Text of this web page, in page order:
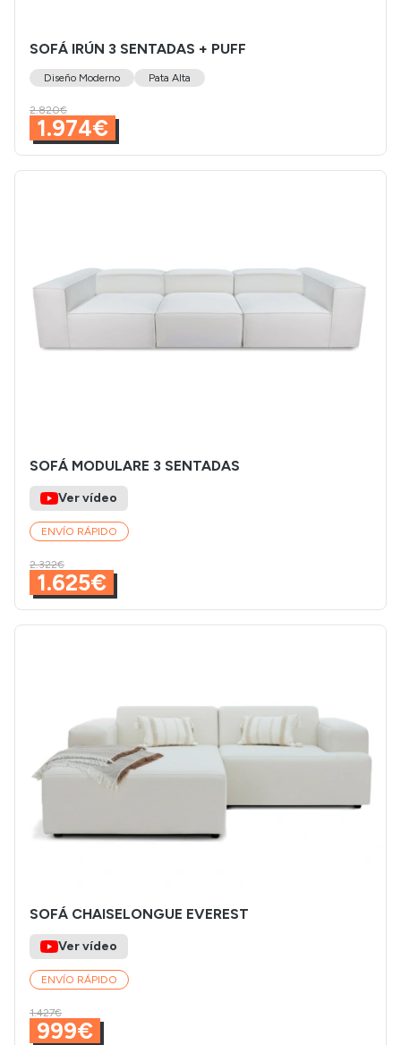
SOFÁ IRÚN 3 SENTADAS + PUFF
Diseño Moderno Pata Alta
2.820€
1.974€
SOFÁ MODULARE 3 SENTADAS
Ver vídeo
ENVÍO RÁPIDO
2.322€
1.625€
SOFÁ CHAISELONGUE EVEREST
Ver vídeo
ENVÍO RÁPIDO
1.427€
999€